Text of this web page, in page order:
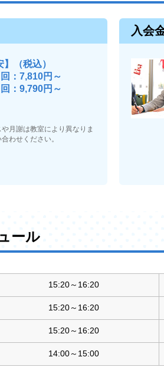
】（税込）
：7,810円～
：9,790円～
月謝は教室により異なりま
わせください。
入会
ール
15:20～16:20
15:20～16:20
15:20～16:20
14:00～15:00